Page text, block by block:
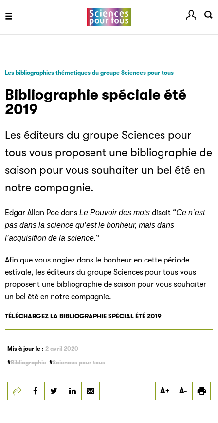
Les bibliographies thématiques du groupe Sciences pour tous
Bibliographie spéciale été
2019
Les éditeurs du groupe Sciences pour
tous vous proposent une bibliographie de
saison pour vous souhaiter un bel été en
notre compagnie.
Edgar Allan Poe dans Le Pouvoir des mots disait “Ce n’est
pas dans la science qu’est le bonheur, mais dans
l’acquisition de la science.”
Afin que vous nagiez dans le bonheur en cette période
estivale, les éditeurs du groupe Sciences pour tous vous
proposent une bibliographie de saison pour vous souhaiter
un bel été en notre compagnie.
TÉLÉCHARGEZ LA BIBLIOGRAPHIE SPÉCIAL ÉTÉ 2019
Mis à jour le : 2 avril 2020
Bibliographie
Sciences pour tous
Partager
Bibliographie spéciale
Partager
Bibliographie spéciale
Partager
Bibliographie spéciale
A+ A-